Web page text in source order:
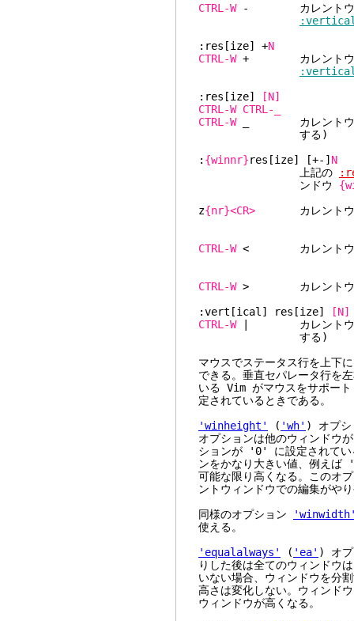
CTRL-W- カレントウィ
:res[ize] +N
CTRL-W+ カレントウィ
:res[ize]
[N]
CTRL-W CTRL-_
CTRL-W_ カレントウィ
する)
: {winnr}res[ize] [+-] N
上記の
ンドウ
z{nr}<CR> カレントウィ
CTRL-W< カレントウィ
CTRL-W> カレントウィ
:vert[ical] res[ize]
[N]
CTRL-W| カレントウィ
する)
マウスでステータス行を上下
できる。垂直セパレータ行を
いる Vim がマウスをサポー
定されているときである。
'winheight'
( 'wh' ) オプシ
オプションは他のウィンドウ
ションが '0' に設定されてい
ンをかなり大きい値、例えば
可能な限り高くなる。このオ
ントウィンドウでの編集がや
同様のオプション
使える。
'equalalways'
( 'ea' ) オプ
りした後は全てのウィンドウ
いない場合、ウィンドウを分
高さは変化しない。ウィンド
ウィンドウが高くなる。